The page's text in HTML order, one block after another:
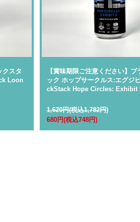
クスタ
Loon
【賞味期限ご注意ください】ブ
ック ホップサークルス:エグジ
ckStack Hope Circles: Exhibit
1,620円(税込1,782円)
680円(税込748円)